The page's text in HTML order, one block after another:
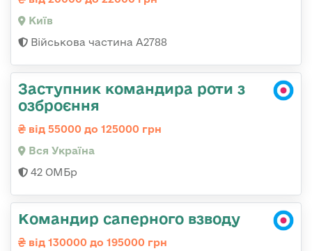
Київ
Військова частина А2788
Заступник командира роти з
озброєння
від 55000 до 125000 грн
Вся Україна
42 ОМБр
Командир саперного взводу
від 130000 до 195000 грн